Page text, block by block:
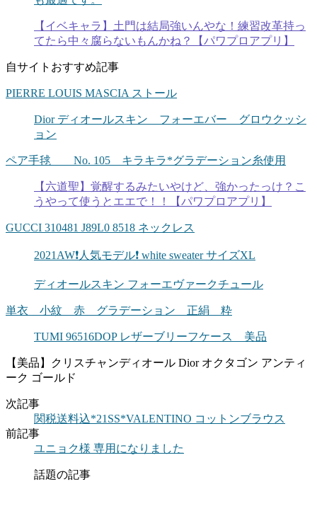
【イベキャラ】土門は結局強いんやな！練習改革持っ
てたら中々腐らないもんかね？【パワプロアプリ】
自サイトおすすめ記事
PIERRE LOUIS MASCIA ストール
Dior ディオールスキン フォーエバー グロウクッシ
ョン
ペア手毬 No. 105 キラキラ*グラデーション糸使用
【六道聖】覚醒するみたいやけど、強かったっけ？こ
うやって使うとエエで！！【パワプロアプリ】
GUCCI 310481 J89L0 8518 ネックレス
2021AW❗️人気モデル❗️ white sweater サイズXL
ディオールスキン フォーエヴァークチュール
単衣 小紋 赤 グラデーション 正絹 粋
TUMI 96516DOP レザーブリーフケース 美品
【美品】クリスチャンディオール Dior オクタゴン アンティ
ーク ゴールド
次記事
関税送料込*21SS*VALENTINO コットンブラウス
前記事
ユニョク様 専用になりました
話題の記事